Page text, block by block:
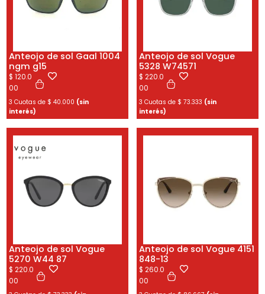
Anteojo de sol Gaal 1004
ngm g15
$ 120.0
00
3 Cuotas de $ 40.000 (sin
interés)
Anteojo de sol Vogue
5328 W74571
$ 220.0
00
3 Cuotas de $ 73.333 (sin
interés)
Anteojo de sol Vogue
5270 W44 87
$ 220.0
00
Anteojo de sol Vogue 4151
848-13
$ 260.0
00